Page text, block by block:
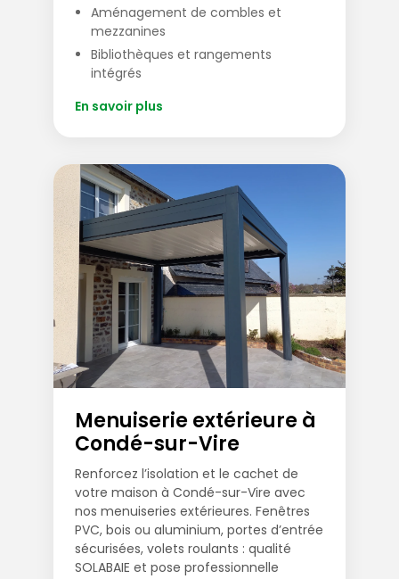
Aménagement de combles et
mezzanines
Bibliothèques et rangements
intégrés
En savoir plus
Menuiserie extérieure à
Condé-sur-Vire
Renforcez l’isolation et le cachet de
votre maison à Condé-sur-Vire avec
nos menuiseries extérieures. Fenêtres
PVC, bois ou aluminium, portes d’entrée
sécurisées, volets roulants : qualité
SOLABAIE et pose professionnelle